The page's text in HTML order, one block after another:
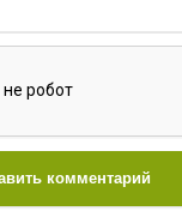
комментарий